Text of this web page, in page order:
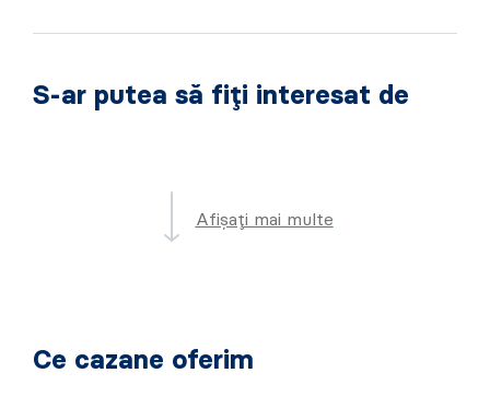
S-ar putea să fiți interesat de
Afișați mai multe
Ce cazane oferim